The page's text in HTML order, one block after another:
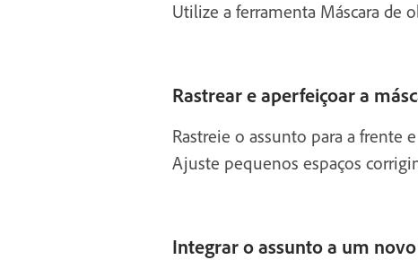
Utilize a ferramenta Máscara de
Rastrear e aperfeiçoar a
Rastreie o assunto para a frente
Ajuste pequenos espaços
Integrar o assunto a um